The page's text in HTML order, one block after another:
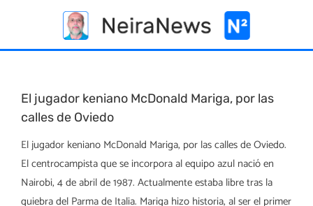
content
El jugador keniano McDonald Mariga, por las
calles de Oviedo
El jugador keniano McDonald Mariga, por las calles de Oviedo.
El centrocampista que se incorpora al equipo azul nació en
Nairobi, 4 de abril de 1987. Actualmente estaba libre tras la
quiebra del Parma de Italia. Mariga hizo historia, al ser el primer